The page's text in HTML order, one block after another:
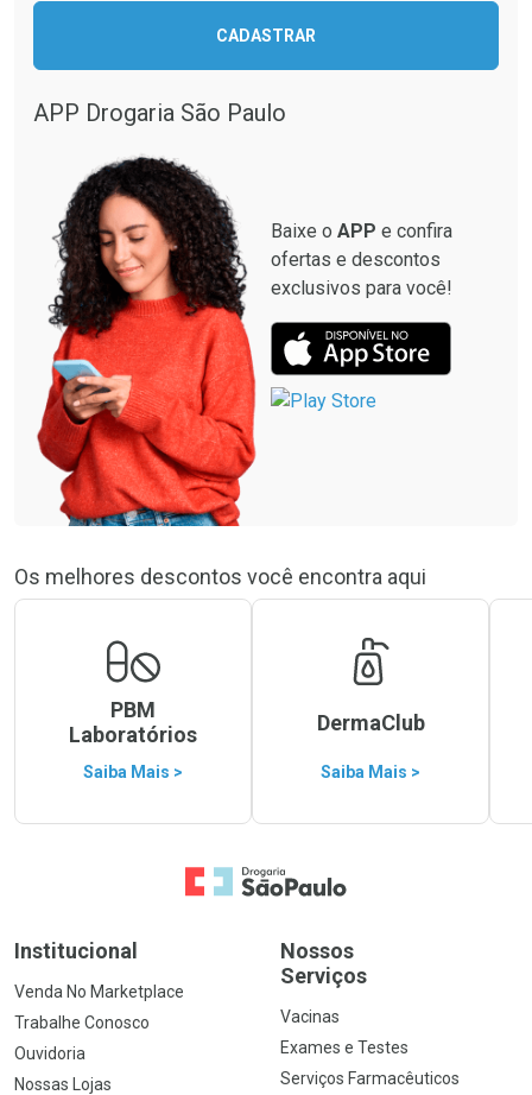
CADASTRAR
APP Drogaria São Paulo
Baixe o APP e confira
ofertas e descontos
exclusivos para você!
Os melhores descontos você encontra aqui
PBM
Laboratórios
Saiba Mais >
DermaClub
Saiba Mais >
Ir para a Home
Institucional
Venda No Marketplace
Trabalhe Conosco
Ouvidoria
Nossas Lojas
Nossos
Serviços
Vacinas
Exames e Testes
Serviços Farmacêuticos